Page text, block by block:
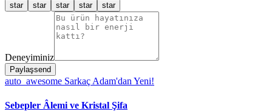
star star star star star
Deneyiminiz
Paylaşsend
auto_awesome Sarkaç Adam'dan Yeni!
Sebepler Âlemi ve Kristal Şifa